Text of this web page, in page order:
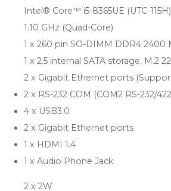
Intel® Core™ i5-8365UE (UTC-
1.10 GHz (Quad-Core)
1 x 260 pin SO-DIMM DDR4 2400
1 x 2.5 internal SATA storage, M.2
2 x Gigabit Ethernet ports
2 x RS-232 COM (COM2 RS-232/
4 x USB3.0
2 x Gigabit Ethernet ports
1 x HDMI 1.4
1 x Audio Phone Jack
2 x 2W